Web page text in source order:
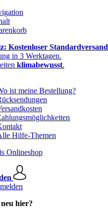
Kostenloser Standardversand
in 3 Werktagen.
klimabewusst.
ist meine Bestellung?
Hilfe-Themen
neu hier?